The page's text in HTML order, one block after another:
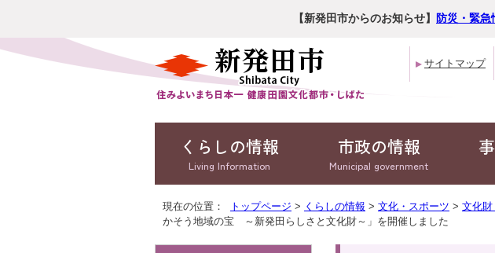
【新発田市からのお知らせ】 防災・緊急
サイトマップ
くらしの情報
Living Information
市政の情報
Municipal government
現在の位置： トップページ > くらしの情報 > 文化・スポーツ > 文化財
かそう地域の宝 ～新発田らしさと文化財～」を開催しました